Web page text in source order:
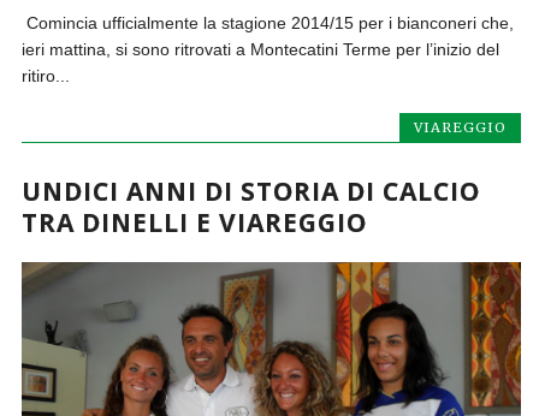
Comincia ufficialmente la stagione 2014/15 per i bianconeri che,
ieri mattina, si sono ritrovati a Montecatini Terme per l’inizio del
ritiro...
VIAREGGIO
UNDICI ANNI DI STORIA DI CALCIO
TRA DINELLI E VIAREGGIO